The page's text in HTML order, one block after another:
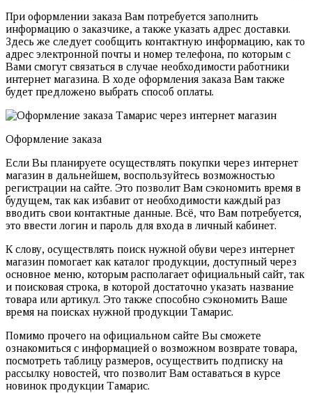
При оформлении заказа Вам потребуется заполнить
информацию о заказчике, а также указать адрес доставки.
Здесь же следует сообщить контактную информацию, как то
адрес электронной почты и номер телефона, по которым с
Вами смогут связаться в случае необходимости работники
интернет магазина. В ходе оформления заказа Вам также
будет предложено выбрать способ оплаты.
Оформление заказа
Если Вы планируете осуществлять покупки через интернет
магазин в дальнейшем, воспользуйтесь возможностью
регистрации на сайте. Это позволит Вам сэкономить время в
будущем, так как избавит от необходимости каждый раз
вводить свои контактные данные. Всё, что Вам потребуется,
это ввести логин и пароль для входа в личный кабинет.
К слову, осуществлять поиск нужной обуви через интернет
магазин помогает как каталог продукции, доступный через
основное меню, которым располагает официальный сайт, так
и поисковая строка, в которой достаточно указать название
товара или артикул. Это также способно сэкономить Ваше
время на поисках нужной продукции Тамарис.
Помимо прочего на официальном сайте Вы сможете
ознакомиться с информацией о возможном возврате товара,
посмотреть таблицу размеров, осуществить подписку на
рассылку новостей, что позволит Вам оставаться в курсе
новинок продукции Тамарис.